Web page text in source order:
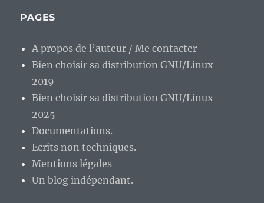
d’aventures
et
dont
héros.
PAGES
A propos de l’auteur / Me contacter
Bien choisir sa distribution GNU/Linux –
2019
Bien choisir sa distribution GNU/Linux –
2025
Documentations.
Ecrits non techniques.
Mentions légales
Un blog indépendant.